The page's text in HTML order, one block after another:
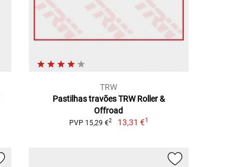
TRW
Pastilhas travões TRW Roller &
Offroad
PVP 15,29 €2 13,31 €1